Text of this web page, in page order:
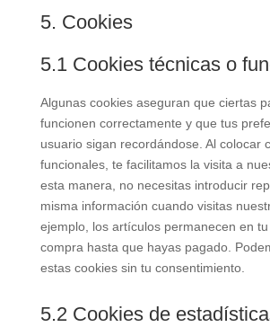
5. Cookies
5.1 Cookies técnicas o
Algunas cookies aseguran que ciertas
funcionen correctamente y que tus
usuario sigan recordándose. Al colocar
funcionales, te facilitamos la visita a
esta manera, no necesitas introducir
misma información cuando visitas
ejemplo, los artículos permanecen en
compra hasta que hayas pagado.
estas cookies sin tu consentimiento.
5.2 Cookies de